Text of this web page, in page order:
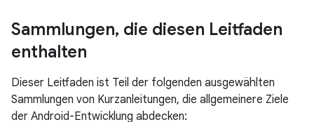
Sammlungen, die diesen Leitfaden
enthalten
Dieser Leitfaden ist Teil der folgenden ausgewählten
Sammlungen von Kurzanleitungen, die allgemeinere Ziele
der Android-Entwicklung abdecken: